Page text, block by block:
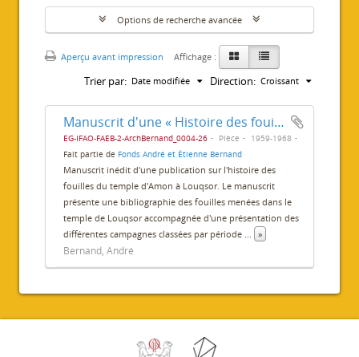
Options de recherche avancée
Aperçu avant impression Affichage :
Trier par: Date modifiée Direction: Croissant
Manuscrit d'une « Histoire des fouilles du temple de Louxor »
EG-IFAO-FAEB-2-ArchBernand_0004-26 Pièce
1959-1968
Fait partie de Fonds André et Étienne Bernand
Manuscrit inédit d'une publication sur l'histoire des
fouilles du temple d'Amon à Louqsor. Le manuscrit
présente une bibliographie des fouilles menées dans le
temple de Louqsor accompagnée d'une présentation des
différentes campagnes classées par période ... »
Bernand, André